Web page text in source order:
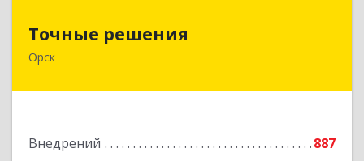
Точные решения
Орск
Внедрений
887
Подробнее